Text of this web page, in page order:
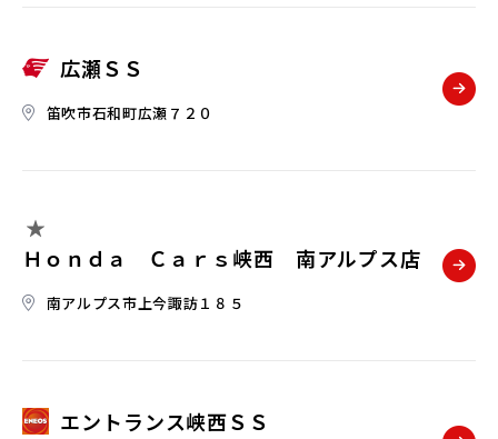
広瀬ＳＳ
笛吹市石和町広瀬７２０
Ｈｏｎｄａ Ｃａｒｓ峡西 南アルプス店
南アルプス市上今諏訪１８５
エントランス峡西ＳＳ